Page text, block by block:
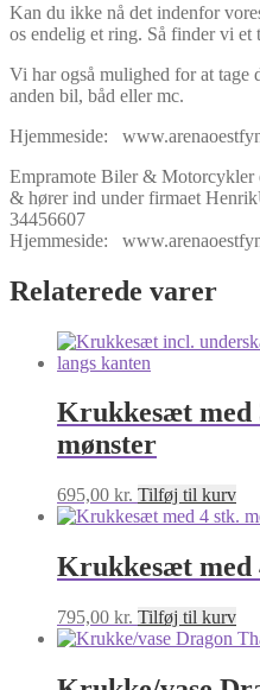
Kan du ikke nå det indenfor
os endelig et ring. Så finder vi et
Vi har også mulighed for at
anden bil, båd eller mc.
Hjemmeside:
Empramote Biler & Motorcykler
& hører ind under firmaet
34456607
Hjemmeside:
Relaterede varer
Krukkesæt med
mønster
695,00 kr. Tilføj til kurv
Krukkesæt med
795,00 kr. Tilføj til kurv